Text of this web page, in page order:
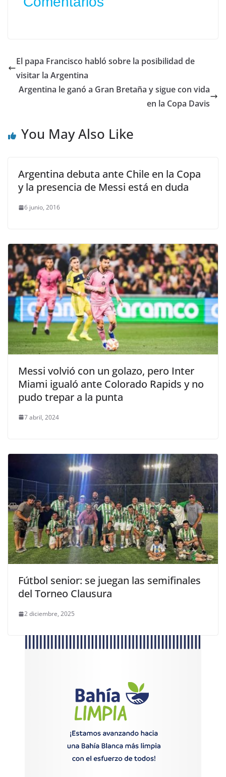
El papa Francisco habló sobre la posibilidad de
visitar la Argentina
Argentina le ganó a Gran Bretaña y sigue con vida
en la Copa Davis
You May Also Like
Argentina debuta ante Chile en la Copa
y la presencia de Messi está en duda
6 junio, 2016
Messi volvió con un golazo, pero Inter
Miami igualó ante Colorado Rapids y no
pudo trepar a la punta
7 abril, 2024
Fútbol senior: se juegan las semifinales
del Torneo Clausura
2 diciembre, 2025